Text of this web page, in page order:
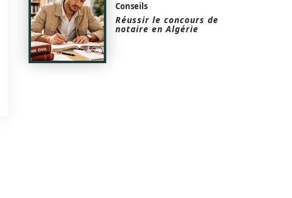
Conseils
Réussir le concours de
notaire en Algérie